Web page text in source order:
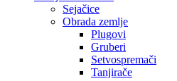
Sejačice
Obrada zemlje
Plugovi
Gruberi
Setvospremači
Tanjirače